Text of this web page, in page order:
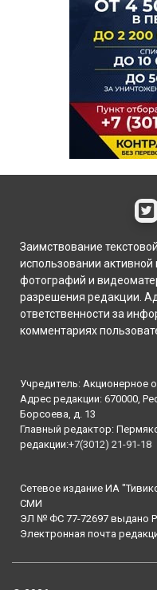
Заимствование
использовании
фотографий и
разрешения редакции.
ответственности за
комментариях
Учредитель: Акционерное
Адрес редакции: 670000,
Борсоева, д. 13
Главный редактор:
редакции:+7(3012) 21-91-18
Сетевое издание ИА
СМИ
ЭЛ № ФС 77-72697 выдано
Электронная почта